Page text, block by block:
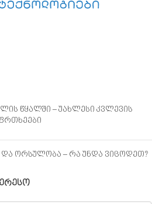
წყალში – უახლესი კვლევის
და ორსულობა – რა უნდა ვიცოდეთ?